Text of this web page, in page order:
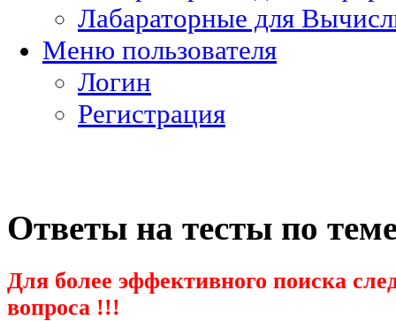
Лабараторные для
Меню пользователя
Логин
Регистрация
Ответы на тесты по
Для более эффективного поиска
вопроса !!!